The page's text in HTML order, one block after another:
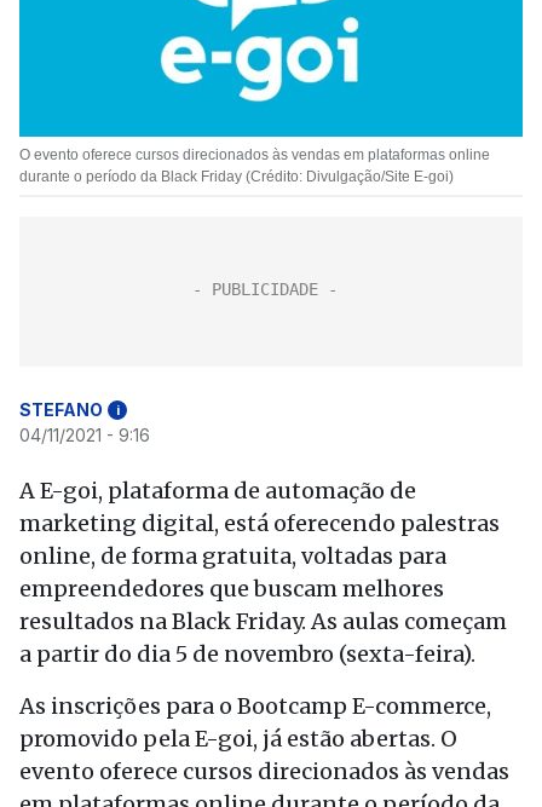
O evento oferece cursos direcionados às vendas em plataformas online
durante o período da Black Friday (Crédito: Divulgação/Site E-goi)
STEFANO i
04/11/2021 - 9:16
A E-goi, plataforma de automação de
marketing digital, está oferecendo palestras
online, de forma gratuita, voltadas para
empreendedores que buscam melhores
resultados na Black Friday. As aulas começam
a partir do dia 5 de novembro (sexta-feira).
As inscrições para o Bootcamp E-commerce,
promovido pela E-goi, já estão abertas. O
evento oferece cursos direcionados às vendas